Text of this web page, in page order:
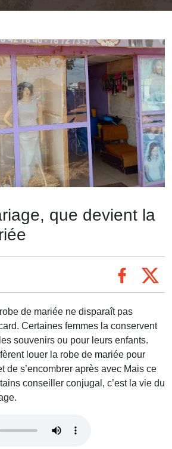
que devient la
de mariée ne disparaît pas
Certaines femmes la conservent
souvenirs ou pour leurs enfants.
louer la robe de mariée pour
de s’encombrer après avec Mais ce
conseiller conjugal, c’est la vie du